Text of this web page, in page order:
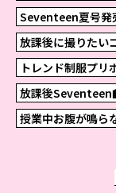
Seventeen夏号発
放課後に撮りたい
トレンド制服プリ
放課後
授業中お腹が鳴ら